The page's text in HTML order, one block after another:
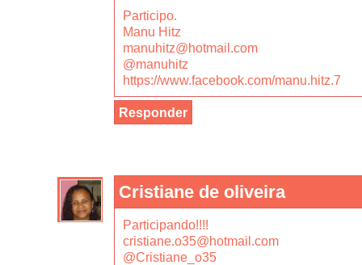
Participo.
Manu Hitz
manuhitz@hotmail.com
@manuhitz
https://www.facebook.com/manu.hitz.7
Responder
Cristiane de oliveira
Participando!!!!
cristiane.o35@hotmail.com
@Cristiane_o35